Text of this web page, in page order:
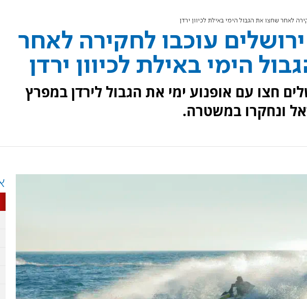
לאחר שחצו את הגבול הימי באילת לכיוון ירדן
עוכבו לחקירה לאחר
הימי באילת לכיוון ירדן
חצו עם אופנוע ימי את הגבול לירדן במפרץ
ונחקרו במשטרה.